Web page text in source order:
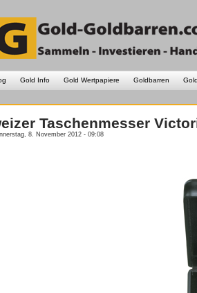
Gold Info Gold Wertpapiere Goldbarren
Taschenmesser
8. November 2012 - 09:08